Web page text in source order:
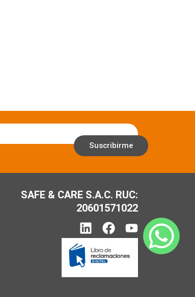
Suscribirme
SAFE & CARE S.A.C. RUC:
20601571022
L
i
n
k
e
F
a
c
e
b
Y
o
u